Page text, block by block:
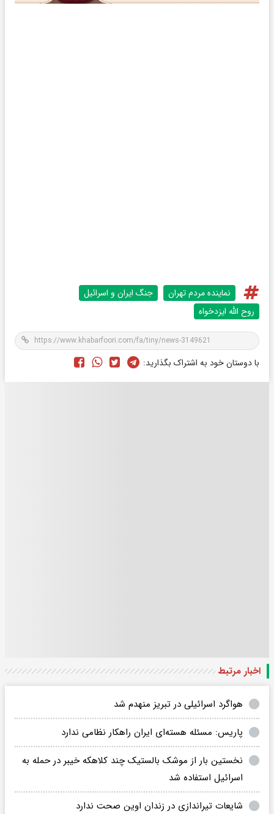
نماینده مردم تهران
جنگ ایران و اسرائیل
روح الله ایزدخواه
با دوستان خود به اشتراک بگذارید:
اخبار مرتبط
هواگرد اسرائیلی در تبریز منهدم شد
پاریس: مسئله هسته‌ای ایران راهکار نظامی ندارد
نخستین بار از موشک بالستیک چند کلاهکه خیبر در حمله به
اسرائیل استفاده شد
شایعات تیراندازی در زندان اوین صحت ندارد